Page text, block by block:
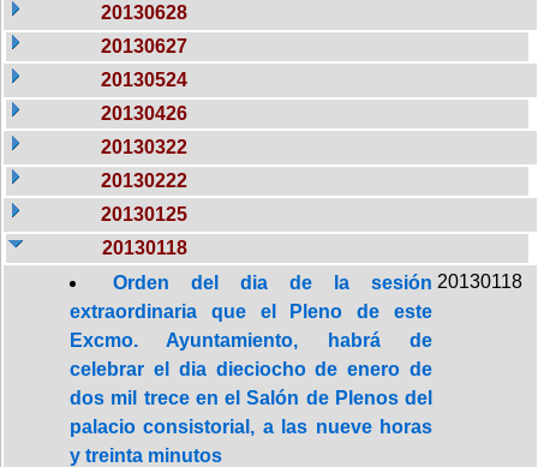
20130628
20130627
20130524
20130426
20130322
20130222
20130125
20130118
Orden del dia de la sesión
extraordinaria que el Pleno de este
Excmo. Ayuntamiento, habrá de
celebrar el dia dieciocho de enero de
dos mil trece en el Salón de Plenos del
palacio consistorial, a las nueve horas
y treinta minutos
20130118